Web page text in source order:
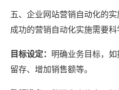
五、企业网站营销自动化的实
成功的营销自动化实施需要科
目标设定： 明确业务目标，
留存、增加销售额等。